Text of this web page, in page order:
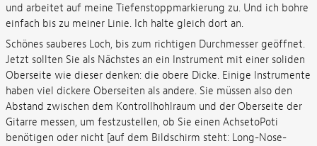
und arbeitet auf meine Tiefenstoppmarkierung zu. Und ich bohre
einfach bis zu meiner Linie. Ich halte gleich dort an.
Schönes sauberes Loch, bis zum richtigen Durchmesser geöffnet.
Jetzt sollten Sie als Nächstes an ein Instrument mit einer soliden
Oberseite wie dieser denken: die obere Dicke. Einige Instrumente
haben viel dickere Oberseiten als andere. Sie müssen also den
Abstand zwischen dem Kontrollhohlraum und der Oberseite der
Gitarre messen, um festzustellen, ob Sie einen AchsetoPoti
benötigen oder nicht [auf dem Bildschirm steht: Long-Nose-